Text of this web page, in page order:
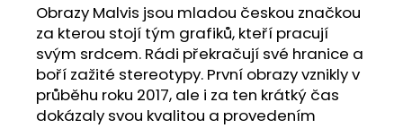
Obrazy Malvis jsou mladou českou značkou
za kterou stojí tým grafiků, kteří pracují
svým srdcem. Rádi překračují své hranice a
boří zažité stereotypy. První obrazy vznikly v
průběhu roku 2017, ale i za ten krátký čas
dokázaly svou kvalitou a provedením